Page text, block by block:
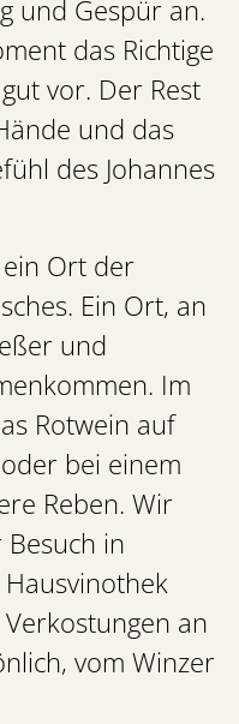
und Gespür an.
das Richtige
vor. Der Rest
und das
des Johannes
Ort der
Ein Ort, an
und
Im
Rotwein auf
bei einem
Reben. Wir
in
an
vom Winzer